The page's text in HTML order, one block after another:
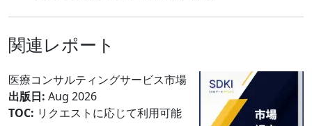
関連レポート
医療コンサルティングサービス市場
出版日: Aug 2026
TOC: リクエストに応じて利用可能